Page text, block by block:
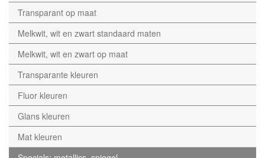
Transparant op maat
Melkwit, wit en zwart standaard maten
Melkwit, wit en zwart op maat
Transparante kleuren
Fluor kleuren
Glans kleuren
Mat kleuren